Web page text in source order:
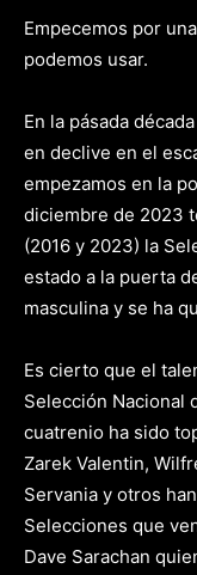
Empecemos por
podemos usar.
En la pásada
en declive en el
empezamos en la
diciembre de 2023
(2016 y 2023) la
estado a la puerta
masculina y se ha
Es cierto que el
Selección Nacional
cuatrenio ha sido
Zarek Valentin,
Servania y otros
Selecciones que
Dave Sarachan